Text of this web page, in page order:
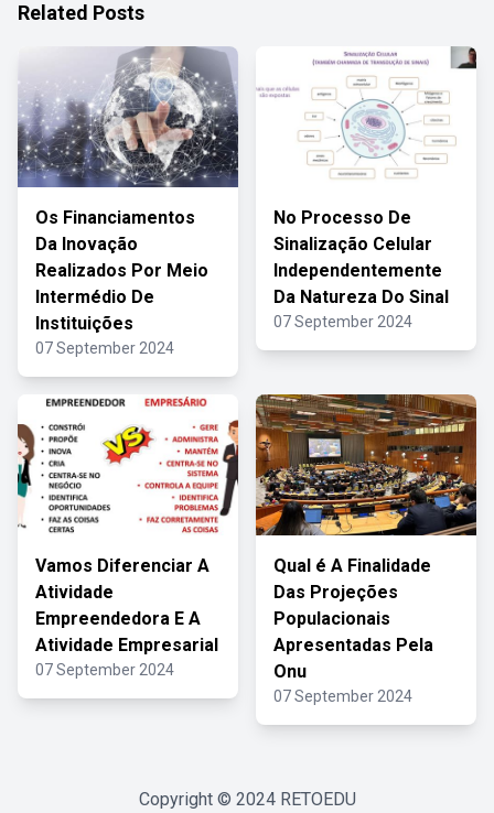
Related Posts
Os Financiamentos
Da Inovação
Realizados Por Meio
Intermédio De
Instituições
07 September 2024
No Processo De
Sinalização Celular
Independentemente
Da Natureza Do Sinal
07 September 2024
Vamos Diferenciar A
Atividade
Empreendedora E A
Atividade Empresarial
07 September 2024
Qual é A Finalidade
Das Projeções
Populacionais
Apresentadas Pela
Onu
07 September 2024
Copyright © 2024 RETOEDU